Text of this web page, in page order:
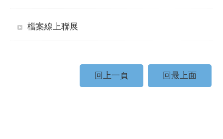
檔案線上聯展
回上一頁 回最上面